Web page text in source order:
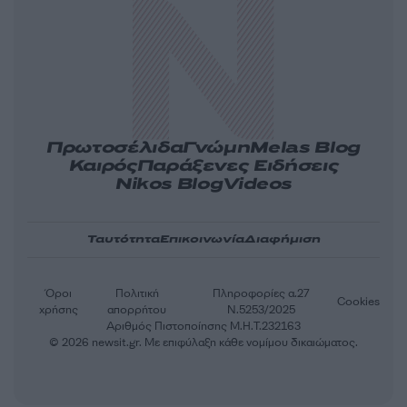
ΠρωτοσέλιδαΓνώμηMelas Blog
ΚαιρόςΠαράξενες Ειδήσεις
Nikos BlogVideos
ΤαυτότηταΕπικοινωνίαΔιαφήμιση
Αριθμός Πιστοποίησης Μ.Η.Τ.232163
Όροι
χρήσης
Πολιτική
απορρήτου
Πληροφορίες α.27
Ν.5253/2025
Cookies
© 2026 newsit.gr. Με επιφύλαξη κάθε νομίμου δικαιώματος.